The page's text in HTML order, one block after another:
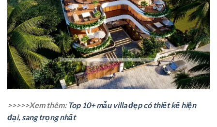
>>>>>Xem thêm: Top 10+ mẫu villa đẹp có thiết kế hiện
đại, sang trọng nhất